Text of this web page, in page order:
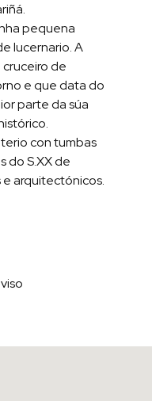
pequena
lucernario. A
de
e que data do
parte da súa
con tumbas
do S.XX de
arquitectónicos.